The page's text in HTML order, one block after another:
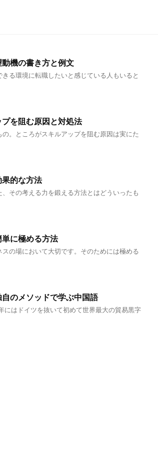
機の書き方と例文
る環境に転職したいと感じている人もいると
を阻む原因と対処法
。ところがスキルアップを阻む原因は実にた
的な方法
その考える力を鍛える方法とはどういったも
に極める方法
の場において大切です。そのためには極める
自のメソッドで学ぶ中国語
はドイツを抜いて初めて世界最大の貿易黒字